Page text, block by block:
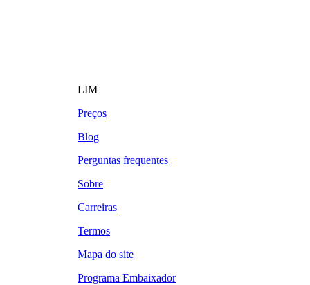
LIM
Preços
Blog
Perguntas frequentes
Sobre
Carreiras
Termos
Mapa do site
Programa Embaixador